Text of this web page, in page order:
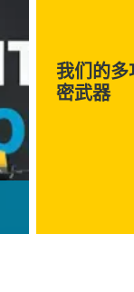
我们的多
密武器